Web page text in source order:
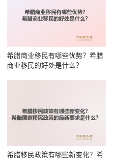
希腊商业移民有哪些优势？希腊
商业移民的好处是什么？
希腊移民政策有哪些新变化？希